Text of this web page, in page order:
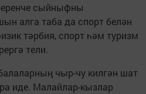
сыйныфны
алга таба да спорт белән
тәрбия, спорт һәм туризм
тели.
чыр-чу килгән шат
иде. Малайлар-кызлар